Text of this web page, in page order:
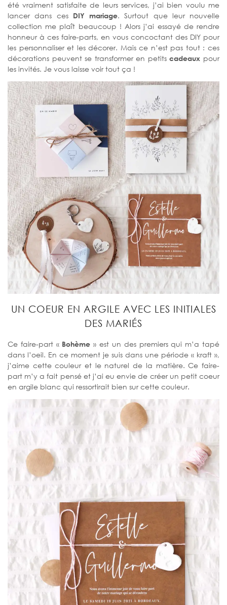
été vraiment satisfaite de leurs services, j’ai bien voulu me
lancer dans ces DIY mariage. Surtout que leur nouvelle
collection me plaît beaucoup ! Alors j’ai essayé de rendre
honneur à ces faire-parts, en vous concoctant des DIY pour
les personnaliser et les décorer. Mais ce n’est pas tout : ces
décorations peuvent se transformer en petitscadeaux pour
les invités. Je vous laisse voir tout ça !
UN COEUR EN ARGILE AVEC LES INITIALES
DES MARIÉS
Ce faire-part « Bohème » est un des premiers qui m’a tapé
dans l’oeil. En ce moment je suis dans une période « kraft »,
j’aime cette couleur et le naturel de la matière. Ce faire-
part m’y a fait pensé et j’ai eu envie de créer un petit coeur
en argile blanc qui ressortirait bien sur cette couleur.